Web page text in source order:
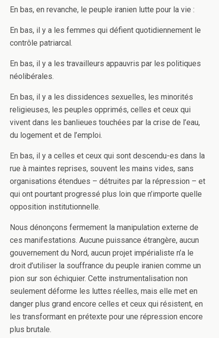
En bas, en revanche, le peuple iranien lutte pour la vie :
En bas, il y a les femmes qui défient quotidiennement le
contrôle patriarcal.
En bas, il y a les travailleurs appauvris par les politiques
néolibérales.
En bas, il y a les dissidences sexuelles, les minorités
religieuses, les peuples opprimés, celles et ceux qui
vivent dans les banlieues touchées par la crise de l’eau,
du logement et de l’emploi.
En bas, il y a celles et ceux qui sont descendu-es dans la
rue à maintes reprises, souvent les mains vides, sans
organisations étendues – détruites par la répression – et
qui ont pourtant progressé plus loin que n’importe quelle
opposition institutionnelle.
Nous dénonçons fermement la manipulation externe de
ces manifestations. Aucune puissance étrangère, aucun
gouvernement du Nord, aucun projet impérialiste n’a le
droit d’utiliser la souffrance du peuple iranien comme un
pion sur son échiquier. Cette instrumentalisation non
seulement déforme les luttes réelles, mais elle met en
danger plus grand encore celles et ceux qui résistent, en
les transformant en prétexte pour une répression encore
plus brutale.